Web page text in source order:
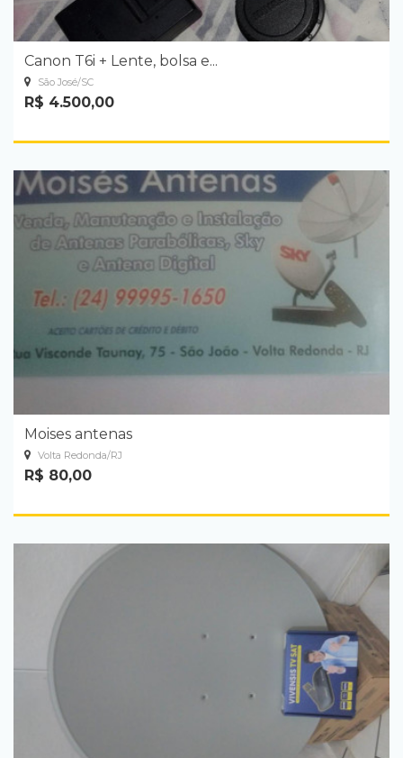
Canon T6i + Lente, bolsa e...
São José/SC
R$ 4.500,00
Moises antenas
Volta Redonda/RJ
R$ 80,00